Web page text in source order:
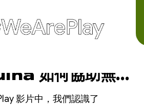
：
如何協助無法
通
影片中，我們認識了